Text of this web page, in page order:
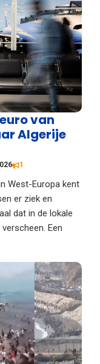
van
Algerije
1
West-Europa kent
er ziek en
dat in de lokale
Een